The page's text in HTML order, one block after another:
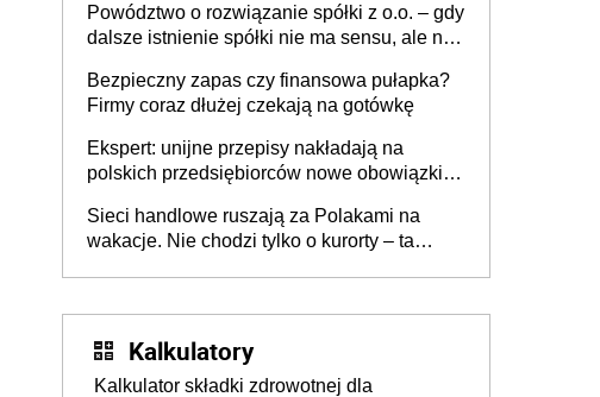
Powództwo o rozwiązanie spółki z o.o. – gdy
dalsze istnienie spółki nie ma sensu, ale nie
Bezpieczny zapas czy finansowa pułapka?
Firmy coraz dłużej czekają na gotówkę
Ekspert: unijne przepisy nakładają na
polskich przedsiębiorców nowe obowiązki w
Sieci handlowe ruszają za Polakami na
wakacje. Nie chodzi tylko o kurorty – ta
Kalkulatory
Kalkulator składki zdrowotnej dla